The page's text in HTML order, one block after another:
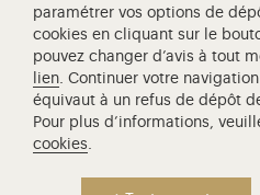
Réseau des Résidences Royales
Société des Amis de Versailles
Académie équestre nationale
Campus Versailles
paramétrer vos options de
cookies en cliquant sur le
pouvez changer d’avis à tout
lien. Continuer votre
équivaut à un refus de dépôt
Pour plus d’informations,
cookies.